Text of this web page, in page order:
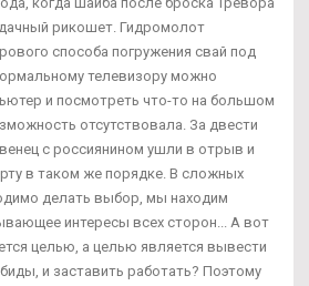
рикошет. Гидромолот
способа погружения свай под
телевизору можно
и посмотреть что-то на большом
отсутствовала. За двести
с россиянином ушли в отрыв и
в таком же порядке. В сложных
делать выбор, мы находим
интересы всех сторон... А вот
целью, а целью является вывести
и заставить работать? Поэтому